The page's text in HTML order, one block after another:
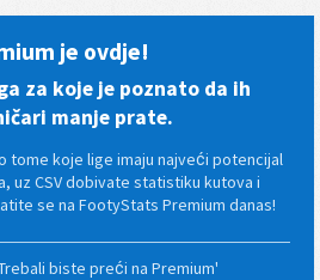
je ovdje!
za koje je poznato da ih
manje prate.
tome koje lige imaju najveći potencijal
uz CSV dobivate statistiku kutova i
se na FootyStats Premium danas!
biste preći na Premium'